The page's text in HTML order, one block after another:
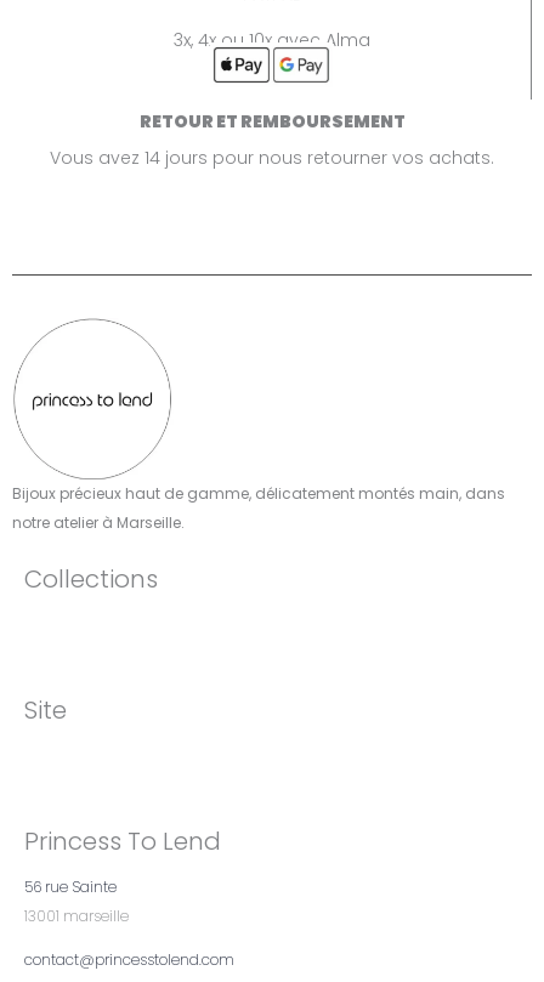
3x, 4x ou 10x avec Alma
RETOUR ET REMBOURSEMENT
Vous avez 14 jours pour nous retourner vos achats.
Bijoux précieux haut de gamme, délicatement montés main, dans
notre atelier à Marseille.​
Collections
Site
Princess To Lend
56 rue Sainte
13001 marseille
contact@princesstolend.com